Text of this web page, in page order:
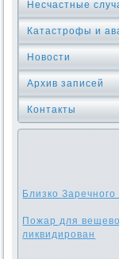
Несчастные
Катастрофы и
Новости
Архив записей
Контакты
Близко
Пожар для
ликвидирован